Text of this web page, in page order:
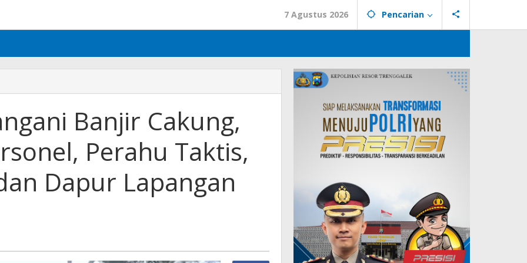
7 Agustus 2026 Pencarian
Banjir Cakung,
Perahu Taktis,
Dapur Lapangan